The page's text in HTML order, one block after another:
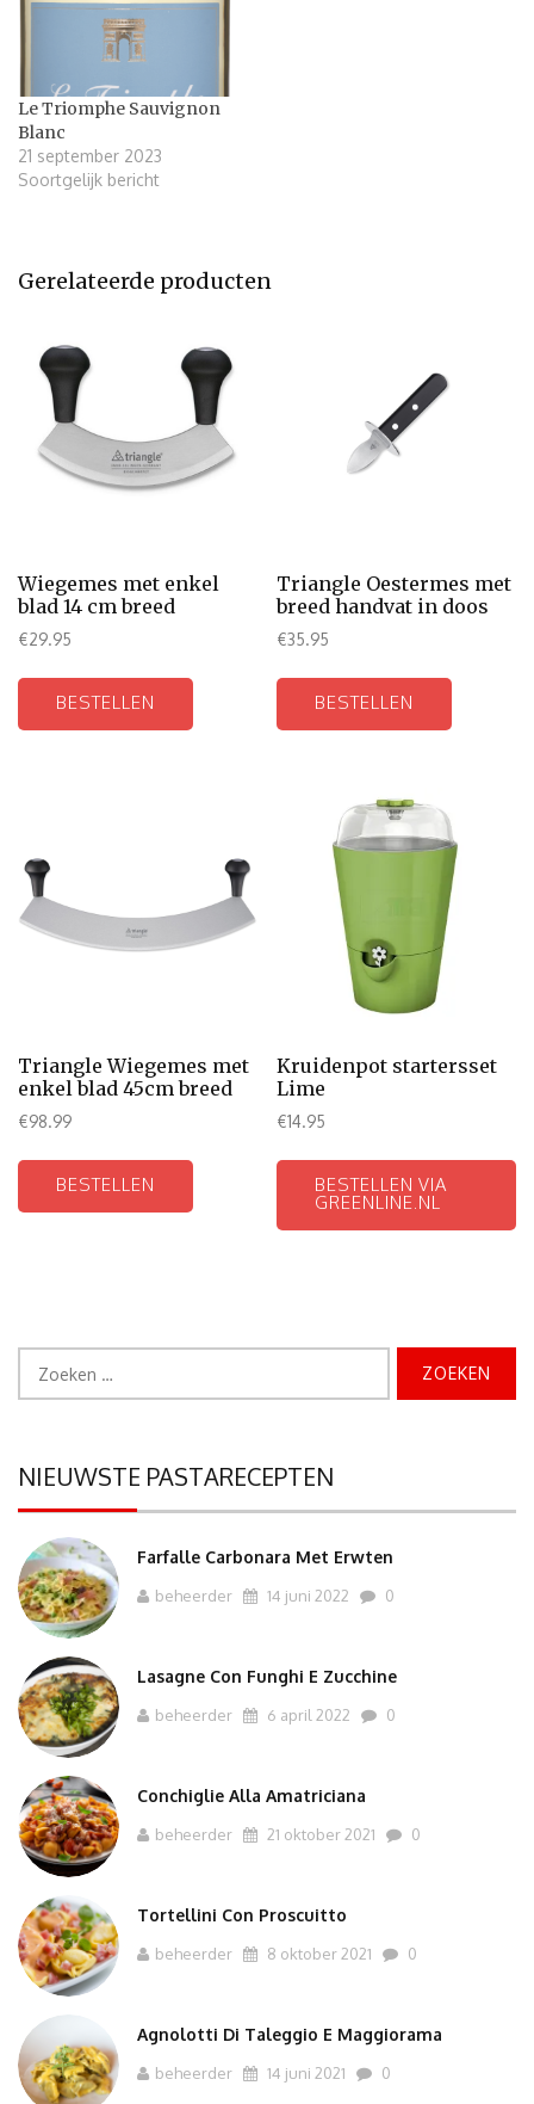
Le Triomphe Sauvignon
Blanc
21 september 2023
Soortgelijk bericht
Gerelateerde producten
Wiegemes met enkel
blad 14 cm breed
€29.95
BESTELLEN
Triangle Oestermes met
breed handvat in doos
€35.95
BESTELLEN
Triangle Wiegemes met
enkel blad 45cm breed
€98.99
BESTELLEN
Kruidenpot startersset
Lime
€14.95
BESTELLEN VIA
GREENLINE.NL
NIEUWSTE PASTARECEPTEN
Farfalle Carbonara Met Erwten
beheerder 14 juni 2022 0
Lasagne Con Funghi E Zucchine
beheerder 6 april 2022 0
Conchiglie Alla Amatriciana
beheerder 21 oktober 2021 0
Tortellini Con Proscuitto
beheerder 8 oktober 2021 0
Agnolotti Di Taleggio E Maggiorama
beheerder 14 juni 2021 0